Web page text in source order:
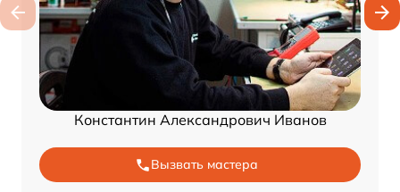
Константин Александрович Иванов
Вызвать мастера